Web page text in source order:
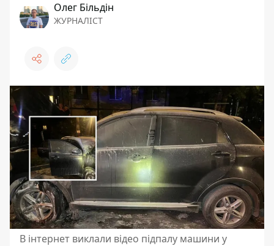
Олег Більдін
ЖУРНАЛІСТ
В інтернет виклали відео підпалу машини у